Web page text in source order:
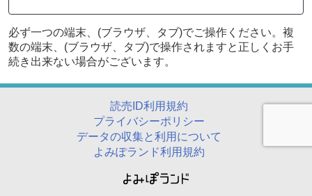
必ず一つの端末、(ブラウザ、タブ)でご操作ください。複
数の端末、(ブラウザ、タブ)で操作されますと正しくお手
続き出来ない場合がございます。
読売ID利用規約
プライバシーポリシー
データの収集と利用について
よみぽランド利用規約